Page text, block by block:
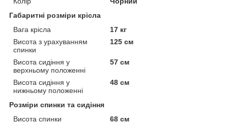
Габаритні розміри крісла
Вага крісла
17 кг
Висота з урахуванням
спинки
125 см
Висота сидіння у
верхньому положенні
57 см
Висота сидіння у
нижньому положенні
48 см
Розміри спинки та сидіння
Висота спинки
68 см